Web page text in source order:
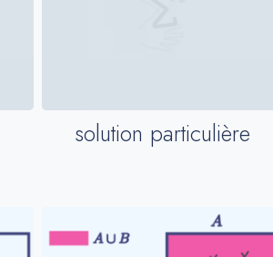
solution particulière